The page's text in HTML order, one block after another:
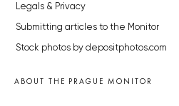
Legals & Privacy
Submitting articles to the Monitor
Stock photos by depositphotos.com
ABOUT THE PRAGUE MONITOR